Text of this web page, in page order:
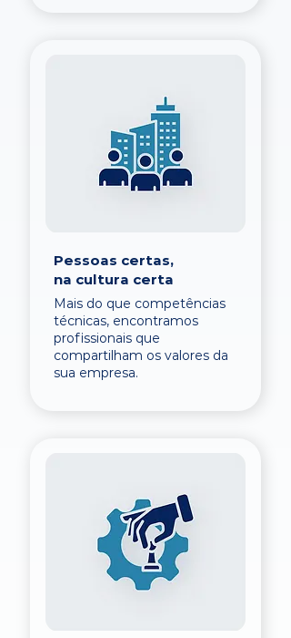
Pessoas certas,
na cultura certa
Mais do que competências
técnicas, encontramos
profissionais que
compartilham os valores da
sua empresa.